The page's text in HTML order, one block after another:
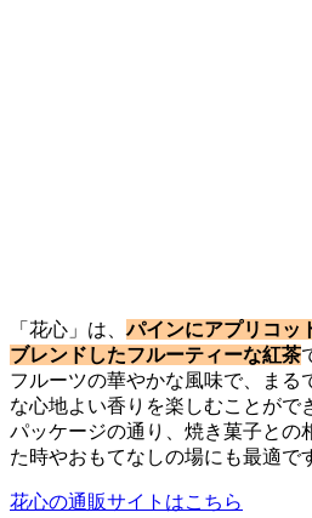
「花心」は、パインにアプリコッ
ブレンドしたフルーティーな紅茶
フルーツの華やかな風味で、まる
な心地よい香りを楽しむことがで
パッケージの通り、焼き菓子との
た時やおもてなしの場にも最適で
花心の通販サイトはこちら